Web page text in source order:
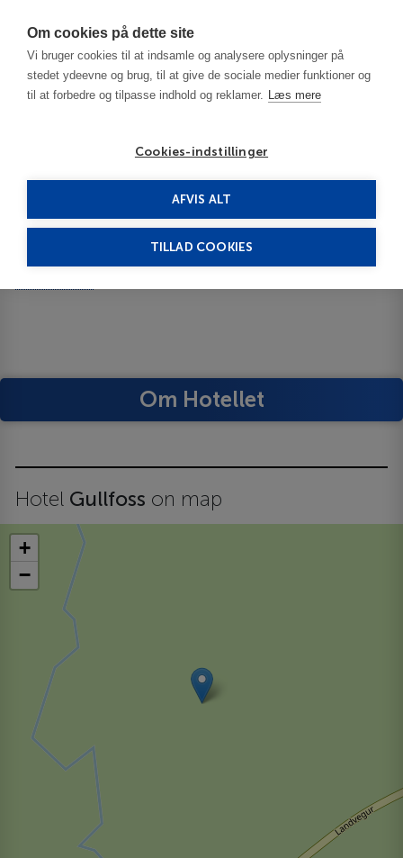
Om cookies på dette site
Vi bruger cookies til at indsamle og analysere oplysninger på
stedet ydeevne og brug, til at give de sociale medier funktioner og
til at forbedre og tilpasse indhold og reklamer. Læs mere
Cookies-indstillinger
AFVIS ALT
TILLAD COOKIES
South Iceland Gullfoss 3***
Om Hotellet
Hotel Gullfoss on map
+
−